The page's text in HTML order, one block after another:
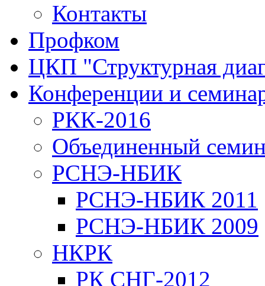
Контакты
Профком
ЦКП "Структурная
Конференции и
РКК-2016
Объединенный
РСНЭ-НБИК
РСНЭ-НБИК 2011
РСНЭ-НБИК 2009
НКРК
РК СНГ-2012